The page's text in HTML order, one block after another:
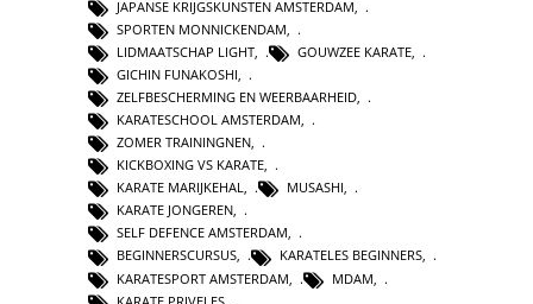
JAPANSE KRIJGSKUNSTEN AMSTERDAM
SPORTEN MONNICKENDAM
LIDMAATSCHAP LIGHT
GOUWZEE KARATE
GICHIN FUNAKOSHI
ZELFBESCHERMING EN WEERBAARHEID,
KARATESCHOOL AMSTERDAM,
ZOMER TRAININGNEN,
KICKBOXING VS KARATE,
KARATE MARIJKEHAL, MUSASHI,
KARATE JONGEREN,
SELF DEFENCE AMSTERDAM,
BEGINNERSCURSUS, KARATELES BEGINNERS,
KARATESPORT AMSTERDAM
MDAM